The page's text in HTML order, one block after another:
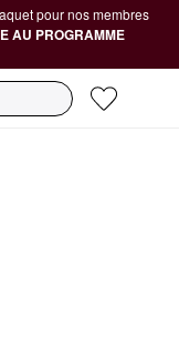
pour nos membres
AU PROGRAMME